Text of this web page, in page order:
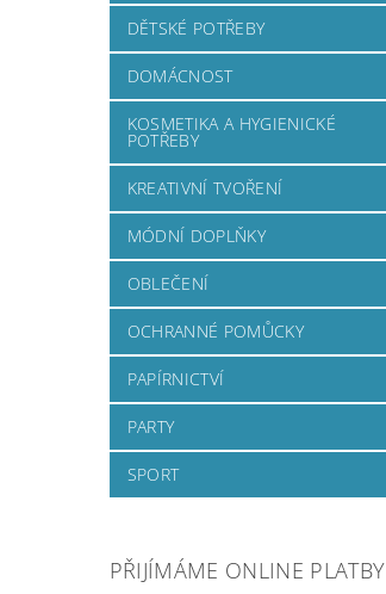
DĚTSKÉ POTŘEBY
DOMÁCNOST
KOSMETIKA A HYGIENICKÉ
POTŘEBY
KREATIVNÍ TVOŘENÍ
MÓDNÍ DOPLŇKY
OBLEČENÍ
OCHRANNÉ POMŮCKY
PAPÍRNICTVÍ
PARTY
SPORT
PŘIJÍMÁME ONLINE PLATBY